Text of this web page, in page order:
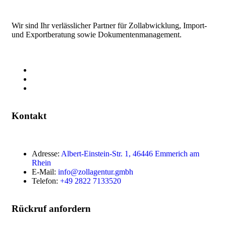
Wir sind Ihr verlässlicher Partner für Zollabwicklung, Import-
und Exportberatung sowie Dokumentenmanagement.
Kontakt
Adresse: Albert-Einstein-Str. 1, 46446 Emmerich am
Rhein
E-Mail: info@zollagentur.gmbh
Telefon: +49 2822 7133520
Rückruf anfordern